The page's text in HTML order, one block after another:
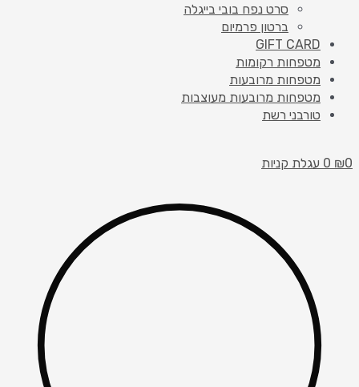
סרט נפח בובי בייגלה
ברטון פרמיום
GIFT CARD
מטפחות רקומות
מטפחות מרובעות
מטפחות מרובעות מעוצבות
טורבני רשת
₪0
0 עגלת קניות